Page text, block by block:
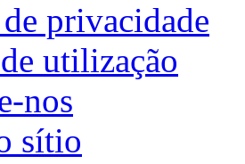
privacidade
utilização
nos
sítio